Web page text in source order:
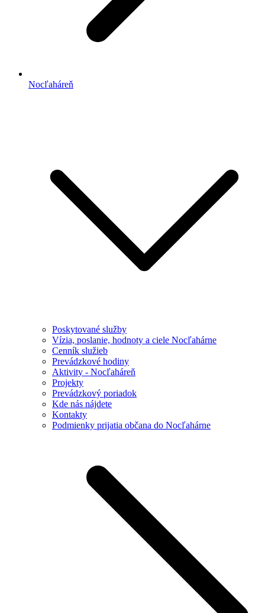
Nocľaháreň
Poskytované služby
Vízia, poslanie, hodnoty a ciele Nocľahárne
Cenník služieb
Prevádzkové hodiny
Aktivity - Nocľaháreň
Projekty
Prevádzkový poriadok
Kde nás nájdete
Kontakty
Podmienky prijatia občana do Nocľahárne